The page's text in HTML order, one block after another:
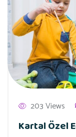
203 Views
Kartal Özel